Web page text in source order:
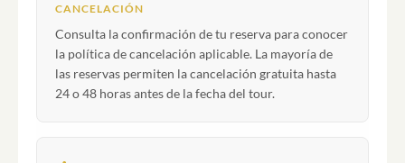
CANCELACIÓN
Consulta la confirmación de tu reserva para conocer
la política de cancelación aplicable. La mayoría de
las reservas permiten la cancelación gratuita hasta
24 o 48 horas antes de la fecha del tour.